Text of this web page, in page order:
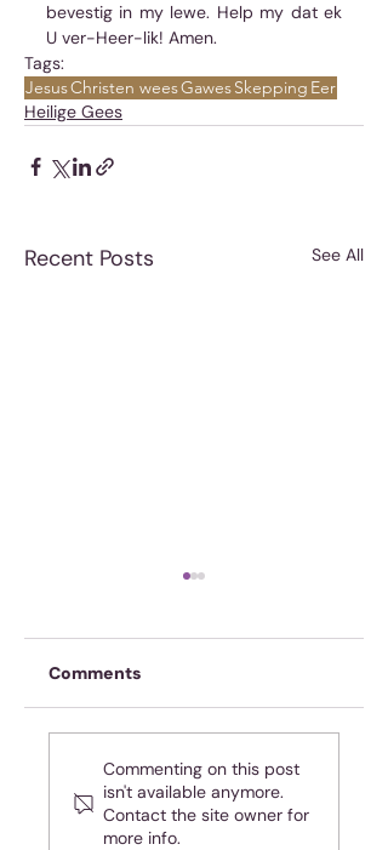
bevestig in my lewe. Help my dat ek
U ver-Heer-lik! Amen.
Tags:
JesusChristen weesGawesSkepping Eer
Heilige Gees
Recent Posts See All
dalk beide?
Comments
Commenting on this post
isn't available anymore.
Contact the site owner for
more info.